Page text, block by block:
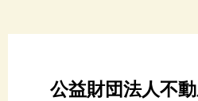
公益財団法人不